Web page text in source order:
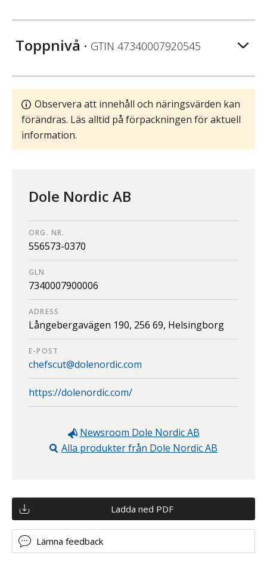
Toppnivå • GTIN 47340007920545
Observera att innehåll och näringsvärden kan
förändras. Läs alltid på förpackningen för aktuell
information.
Dole Nordic AB
ORG. NR.
556573-0370
GLN
7340007900006
ADRESS
Långebergavägen 190, 256 69, Helsingborg
E-POST
chefscut@dolenordic.com
https://dolenordic.com/
Newsroom Dole Nordic AB
Alla produkter från Dole Nordic AB
Ladda ned PDF
Lämna feedback